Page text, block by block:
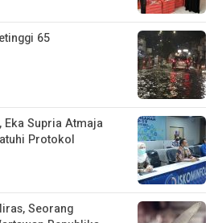
65
Eka Supria Atmaja
Protokol
Seorang